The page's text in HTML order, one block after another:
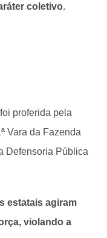
coletivo.
proferida pela
Vara da Fazenda
Defensoria Pública
estatais agiram
violando a